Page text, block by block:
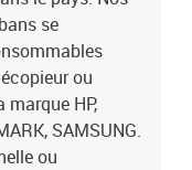
se
ou
HP,
SAMSUNG.
ou